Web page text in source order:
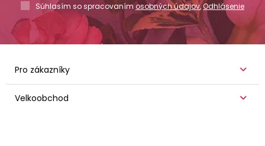
Súhlasím so spracovaním osobných údajov,Odhlásenie
Pro zákazníky
Velkoobchod